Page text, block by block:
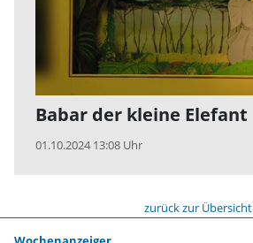
Babar der kleine Elefant
01.10.2024 13:08 Uhr
zurück zur Übersicht